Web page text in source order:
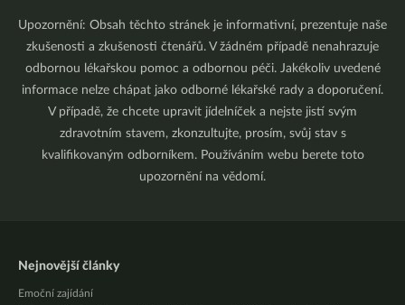
Upozornění: Obsah těchto stránek je informativní, prezentuje naše
zkušenosti a zkušenosti čtenářů. V žádném případě nenahrazuje
odbornou lékařskou pomoc a odbornou péči. Jakékoliv uvedené
informace nelze chápat jako odborné lékařské rady a doporučení.
V případě, že chcete upravit jídelníček a nejste jistí svým
zdravotním stavem, zkonzultujte, prosím, svůj stav s
kvalifikovaným odborníkem. Používáním webu berete toto
upozornění na vědomí.
Nejnovější články
Emoční zajídání